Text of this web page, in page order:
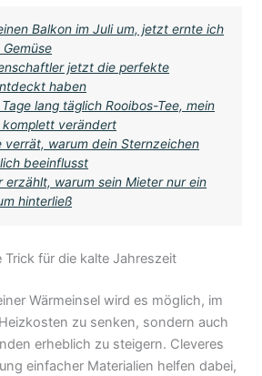
Balkon im Juli um, jetzt ernte ich
jetzt die perfekte
haben
lang täglich Rooibos-Tee, mein
komplett verändert
verrät, warum dein Sternzeichen
beeinflusst
erzählt, warum sein Mieter nur ein
hinterließ
Trick für die kalte Jahreszeit
Wärmeinsel wird es möglich, im
zu senken, sondern auch
erheblich zu steigern. Cleveres
einfacher Materialien helfen dabei,